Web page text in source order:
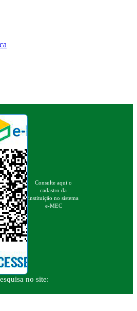
Consulte aqui o
cadastro da
instituição no sistema
e-MEC
no site: